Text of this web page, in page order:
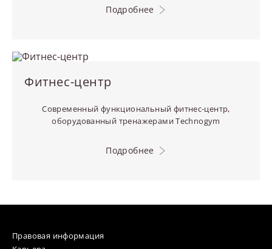
Подробнее
Фитнес-центр
Современный функциональный фитнес-центр,
оборудованный тренажерами Technogym
Подробнее
Правовая информация